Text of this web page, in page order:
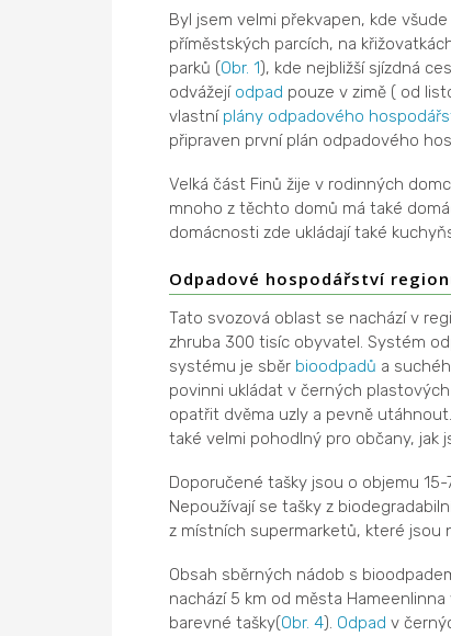
Byl jsem velmi překvapen, kde
příměstských parcích, na
parků (Obr. 1), kde nejbližší sjízdná
odvážejí odpad pouze v zimě ( od
vlastní plány odpadového
připraven první plán odpadového
Velká část Finů žije v rodinných
mnoho z těchto domů má také
domácnosti zde ukládají také
Odpadové hospodářství
Tato svozová oblast se nachází v
zhruba 300 tisíc obyvatel. Systém
systému je sběr bioodpadů a
povinni ukládat v černých
opatřit dvěma uzly a pevně
také velmi pohodlný pro občany, jak
Doporučené tašky jsou o objemu
Nepoužívají se tašky z
z místních supermarketů, které jsou
Obsah sběrných nádob s
nachází 5 km od města
barevné tašky(Obr. 4). Odpad v